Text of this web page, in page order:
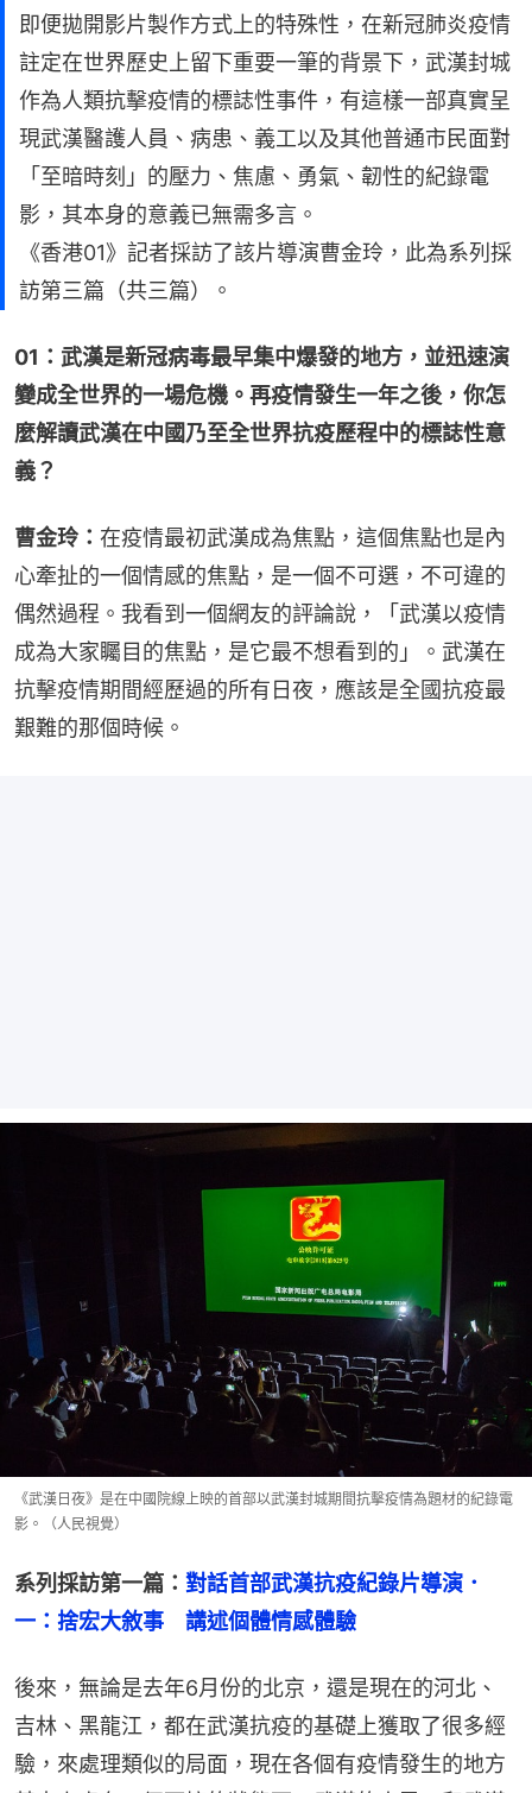
即便拋開影片製作方式上的特殊性，在新冠肺炎疫情
註定在世界歷史上留下重要一筆的背景下，武漢封城
作為人類抗擊疫情的標誌性事件，有這樣一部真實呈
現武漢醫護人員、病患、義工以及其他普通市民面對
「至暗時刻」的壓力、焦慮、勇氣、韌性的紀錄電
影，其本身的意義已無需多言。
《香港01》記者採訪了該片導演曹金玲，此為系列採
訪第三篇（共三篇）。
01：武漢是新冠病毒最早集中爆發的地方，並迅速演
變成全世界的一場危機。再疫情發生一年之後，你怎
麼解讀武漢在中國乃至全世界抗疫歷程中的標誌性意
義？
曹金玲： 在疫情最初武漢成為焦點，這個焦點也是內
心牽扯的一個情感的焦點，是一個不可選，不可違的
偶然過程。我看到一個網友的評論說，「武漢以疫情
成為大家矚目的焦點，是它最不想看到的」。武漢在
抗擊疫情期間經歷過的所有日夜，應該是全國抗疫最
艱難的那個時候。
《武漢日夜》是在中國院線上映的首部以武漢封城期間抗擊疫情為題材的紀錄電
影。（人民視覺）
系列採訪第一篇： 對話首部武漢抗疫紀錄片導演．
一：捨宏大敘事　講述個體情感體驗
後來，無論是去年6月份的北京，還是現在的河北、
吉林、黑龍江，都在武漢抗疫的基礎上獲取了很多經
驗，來處理類似的局面，現在各個有疫情發生的地方